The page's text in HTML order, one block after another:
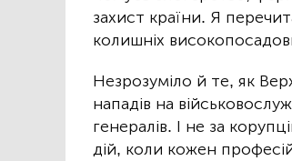
захист країни. Я
колишніх
Незрозуміло й те, як
нападів на
генералів. І не за
дій, коли кожен